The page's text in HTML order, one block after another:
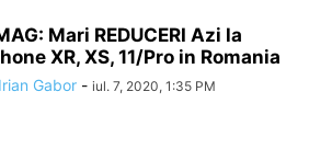
Mari REDUCERI Azi la
XR, XS, 11/Pro in Romania
Gabor - iul. 7, 2020, 1:35 PM